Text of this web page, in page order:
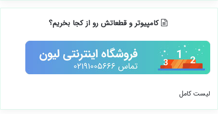
کامپیوتر و قطعاتش رو از کجا بخریم؟
لیست کامل